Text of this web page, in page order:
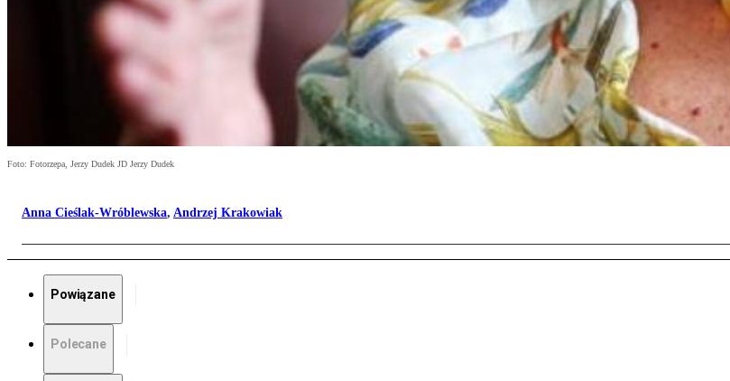
Foto: Fotorzepa, Jerzy Dudek JD Jerzy Dudek
Anna Cieślak-Wróblewska, Andrzej Krakowiak
Powiązane
Polecane